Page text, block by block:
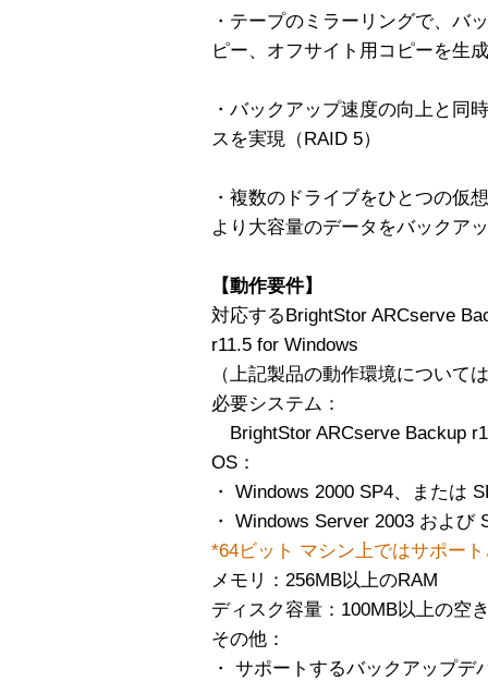
・テープのミラーリングで、バ
ピー、オフサイト用コピーを生
・バックアップ速度の向上と同
スを実現（RAID 5）
・複数のドライブをひとつの仮
より大容量のデータをバックア
【動作要件】
対応するBrightStor ARCserve
r11.5 for Windows
（上記製品の動作環境について
必要システム：
BrightStor ARCserve Backup
OS：
・ Windows 2000 SP4、または
・ Windows Server 2003 および
*64ビット マシン上ではサポー
メモリ：256MB以上のRAM
ディスク容量：100MB以上の空
その他：
・ サポートするバックアップ